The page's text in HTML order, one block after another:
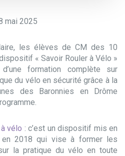
mai 2025
les élèves de CM des 10
« Savoir Rouler à Vélo »
formation complète sur
du vélo en sécurité grâce à la
des Baronnies en Drôme
vélo : c’est un dispositif mis en
en 2018 qui vise à former les
la pratique du vélo en toute